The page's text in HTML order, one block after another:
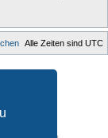
Alle Zeiten sind UTC